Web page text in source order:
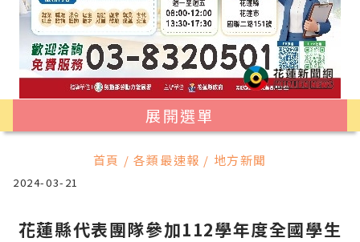
展開選單
首頁 / 各類最速報 / 地方新聞
2024-03-21
花蓮縣代表團隊參加112學年度全國學生